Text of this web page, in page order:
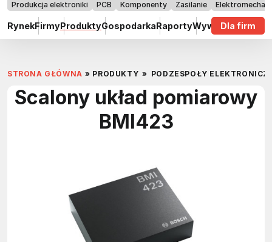
Produkcja elektroniki PCB Komponenty Zasilanie
RynekFirmyProduktyGospodarkaRaportyWywiadyDla firm
STRONA GŁÓWNA » PRODUKTY » PODZESPOŁY
Scalony układ pomiarowy
BMI423